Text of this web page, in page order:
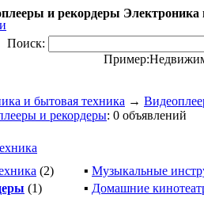
и рекордеры
Поиск:
Пример:
и бытовая техника →
и рекордеры: 0 объявлений
(2) ▪ Музыкальные
(1) ▪ Домашние